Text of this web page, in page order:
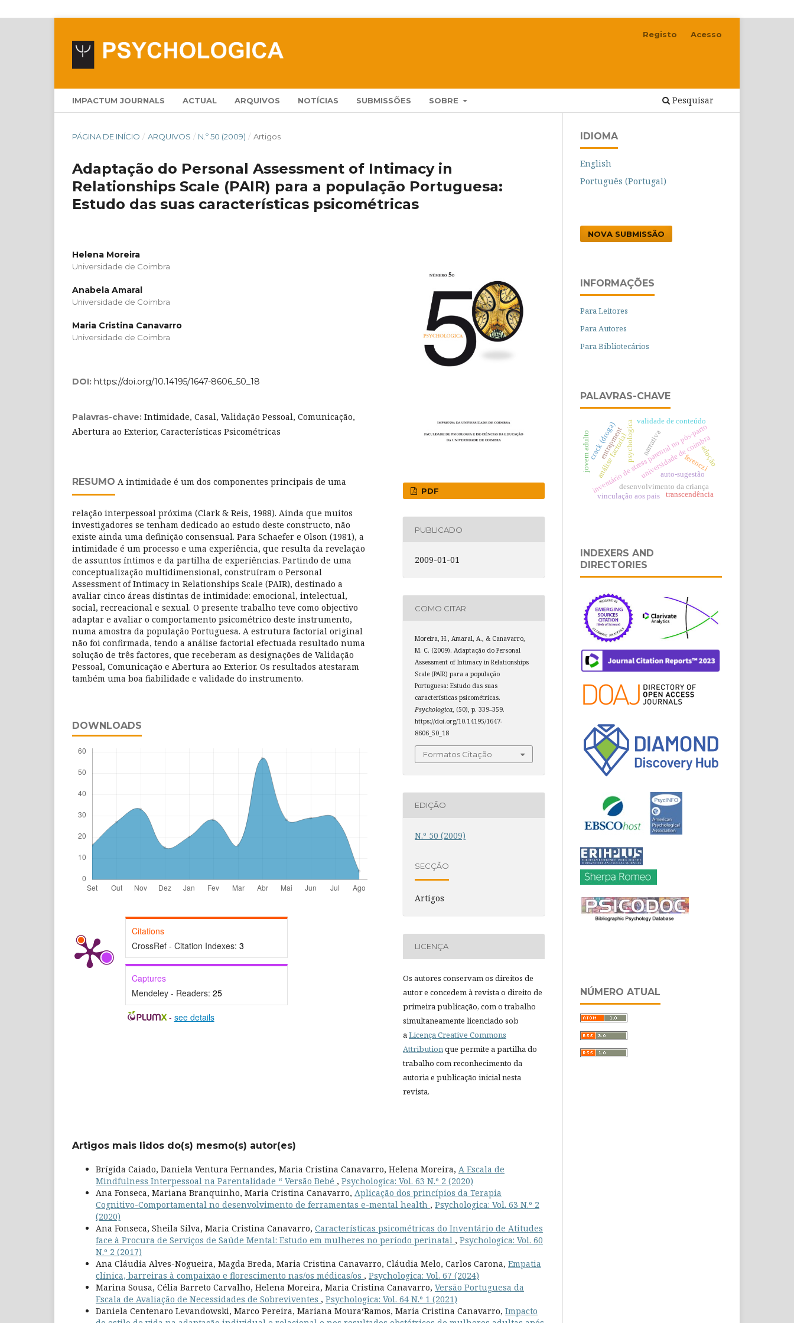
IMPACTUM JOURNALS ACTUAL ARQUIVOS NOTÍCIAS SUBMISSÕES SOBRE Pesquisar
Registo Acesso
PÁGINA DE INÍCIO / ARQUIVOS / N.º 50 (2009) / Artigos
Adaptação do Personal Assessment of Intimacy in
Relationships Scale (PAIR) para a população Portuguesa:
Estudo das suas características psicométricas
Helena Moreira
Universidade de Coimbra
Anabela Amaral
Universidade de Coimbra
Maria Cristina Canavarro
Universidade de Coimbra
DOI: https://doi.org/10.14195/1647-8606_50_18
Palavras-chave: Intimidade, Casal, Validação Pessoal, Comunicação,
Abertura ao Exterior, Características Psicométricas
RESUMO A intimidade é um dos componentes principais de uma
relação interpessoal próxima (Clark & Reis, 1988). Ainda que muitos
investigadores se tenham dedicado ao estudo deste constructo, não
existe ainda uma definição consensual. Para Schaefer e Olson (1981), a
intimidade é um processo e uma experiência, que resulta da revelação
de assuntos íntimos e da partilha de experiências. Partindo de uma
conceptualização multidimensional, construíram o Personal
Assessment of Intimacy in Relationships Scale (PAIR), destinado a
avaliar cinco áreas distintas de intimidade: emocional, intelectual,
social, recreacional e sexual. O presente trabalho teve como objectivo
adaptar e avaliar o comportamento psicométrico deste instrumento,
numa amostra da população Portuguesa. A estrutura factorial original
não foi confirmada, tendo a análise factorial efectuada resultado numa
solução de três factores, que receberam as designações de Validação
Pessoal, Comunicação e Abertura ao Exterior. Os resultados atestaram
também uma boa fiabilidade e validade do instrumento.
DOWNLOADS
Citations
CrossRef - Citation Indexes: 3
Captures
Mendeley - Readers: 25
- see details
PDF
PUBLICADO
2009-01-01
COMO CITAR
Moreira, H., Amaral, A., & Canavarro,
M. C. (2009). Adaptação do Personal
Assessment of Intimacy in Relationships
Scale (PAIR) para a população
Portuguesa: Estudo das suas
características psicométricas.
Psychologica, (50), p. 339–359.
https://doi.org/10.14195/1647-
8606_50_18
Formatos Citação
EDIÇÃO
N.º 50 (2009)
SECÇÃO
Artigos
LICENÇA
Os autores conservam os direitos de
autor e concedem à revista o direito de
primeira publicação, com o trabalho
simultaneamente licenciado sob
aLicença Creative Commons
Attributionque permite a partilha do
trabalho com reconhecimento da
autoria e publicação inicial nesta
revista.
Artigos mais lidos do(s) mesmo(s) autor(es)
Brígida Caiado, Daniela Ventura Fernandes, Maria Cristina Canavarro, Helena Moreira, A Escala de
Mindfulness Interpessoal na Parentalidade “ Versão Bebé , Psychologica: Vol. 63 N.º 2 (2020)
Ana Fonseca, Mariana Branquinho, Maria Cristina Canavarro, Aplicação dos princípios da Terapia
Cognitivo-Comportamental no desenvolvimento de ferramentas e-mental health , Psychologica: Vol. 63 N.º 2
(2020)
Ana Fonseca, Sheila Silva, Maria Cristina Canavarro, Características psicométricas do Inventário de Atitudes
face à Procura de Serviços de Saúde Mental: Estudo em mulheres no período perinatal , Psychologica: Vol. 60
N.º 2 (2017)
Ana Cláudia Alves-Nogueira, Magda Breda, Maria Cristina Canavarro, Cláudia Melo, Carlos Carona, Empatia
clínica, barreiras à compaixão e florescimento nas/os médicas/os , Psychologica: Vol. 67 (2024)
Marina Sousa, Célia Barreto Carvalho, Helena Moreira, Maria Cristina Canavarro, Versão Portuguesa da
Escala de Avaliação de Necessidades de Sobreviventes , Psychologica: Vol. 64 N.º 1 (2021)
Daniela Centenaro Levandowski, Marco Pereira, Mariana Moura­‘Ramos, Maria Cristina Canavarro, Impacto
IDIOMA
English
Português (Portugal)
NOVA SUBMISSÃO
INFORMAÇÕES
Para Leitores
Para Autores
Para Bibliotecários
PALAVRAS-CHAVE
auto-sugestão
universidade de coimbra
psychologica
inventário de stress parental no pós-parto
desenvolvimento da criança
análise factorial narrativa
entrapment
crack (droga) validade de conteúdo
vinculação aos pais
jovem adulto ferenczi
transcendência
adoção
INDEXERS AND
DIRECTORIES
NÚMERO ATUAL